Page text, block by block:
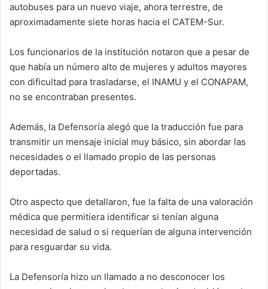
autobuses para un nuevo viaje, ahora terrestre, de
aproximadamente siete horas hacia el CATEM-Sur.
Los funcionarios de la institución notaron que a pesar de
que había un número alto de mujeres y adultos mayores
con dificultad para trasladarse, el INAMU y el CONAPAM,
no se encontraban presentes.
Además, la Defensoría alegó que la traducción fue para
transmitir un mensaje inicial muy básico, sin abordar las
necesidades o el llamado propio de las personas
deportadas.
Otro aspecto que detallaron, fue la falta de una valoración
médica que permitiera identificar si tenían alguna
necesidad de salud o si requerían de alguna intervención
para resguardar su vida.
La Defensoría hizo un llamado a no desconocer los